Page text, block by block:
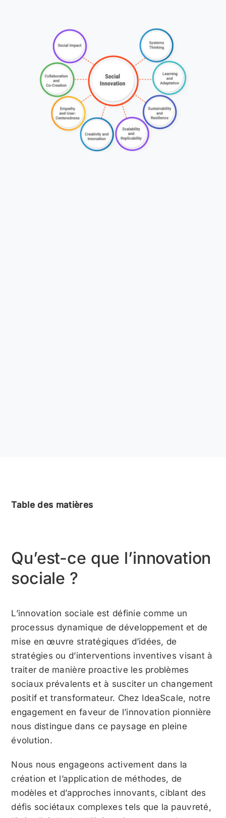
Table des matières
Qu’est-ce que l’innovation
sociale ?
L’innovation sociale est définie comme un
processus dynamique de développement et de
mise en œuvre stratégiques d’idées, de
stratégies ou d’interventions inventives visant à
traiter de manière proactive les problèmes
sociaux prévalents et à susciter un changement
positif et transformateur. Chez IdeaScale, notre
engagement en faveur de l’innovation pionnière
nous distingue dans ce paysage en pleine
évolution.
Nous nous engageons activement dans la
création et l’application de méthodes, de
modèles et d’approches innovants, ciblant des
défis sociétaux complexes tels que la pauvreté,